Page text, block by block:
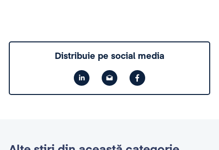
Distribuie pe social media